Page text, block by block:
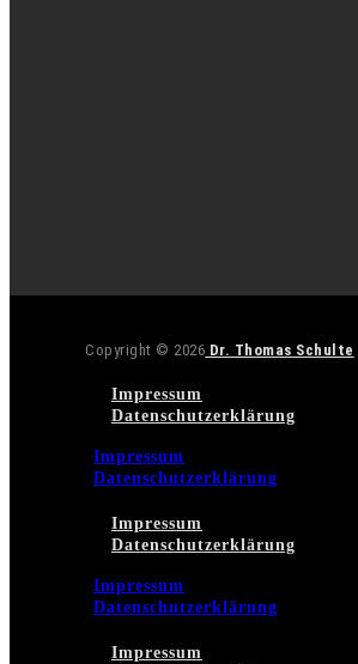
Copyright © 2026 Dr. Thomas Schulte
Impressum
Datenschutzerklärung
Impressum
Datenschutzerklärung
Impressum
Datenschutzerklärung
Impressum
Datenschutzerklärung
Impressum